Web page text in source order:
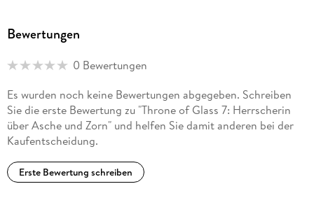
Bewertungen
0 Bewertungen
Es wurden noch keine Bewertungen abgegeben. Schreiben
Sie die erste Bewertung zu "Throne of Glass 7: Herrscherin
über Asche und Zorn" und helfen Sie damit anderen bei der
Kaufentscheidung.
Erste Bewertung schreiben